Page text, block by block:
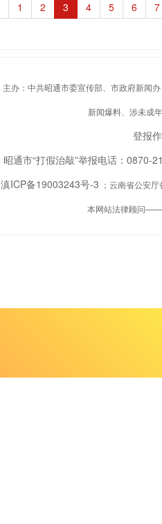
1 2 3 4 5 6 7
主办：中共昭通市委宣传部、市政府新闻
新闻爆料、涉未成
登报
昭通市“打假治敲”举报电话：0870-
滇ICP备19003243号-3 ；云南省公安
本网站法律顾问——